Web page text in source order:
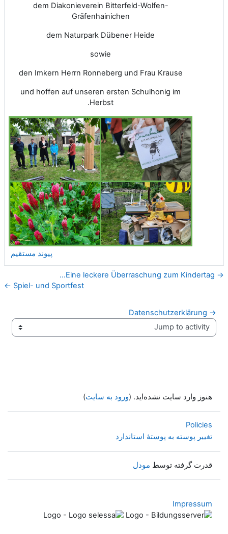
dem Diakonieverein Bitterfeld-Wolfen-
Gräfenhainichen
dem Naturpark Dübener Heide
sowie
den Imkern Herrn Ronneberg und Frau Krause
und hoffen auf unseren ersten Schulhonig im
Herbst.
پیوند مستقیم
→ Eine leckere Überraschung zum Kindertag...
Spiel- und Sportfest ←
→ Datenschutzerklärung
Jump to activity
هنوز وارد سایت نشده‌اید. (ورود به سایت)
Policies
تغییر پوسته به پوستهٔ استاندارد
قدرت گرفته توسط مودل
Impressum